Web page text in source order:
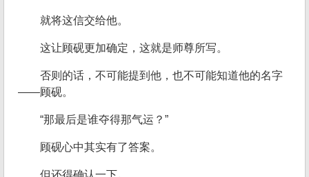
就将这信交给他。
这让顾砚更加确定，这就是师尊所写。
否则的话，不可能提到他，也不可能知道他的名字
——顾砚。
“那最后是谁夺得那气运？”
顾砚心中其实有了答案。